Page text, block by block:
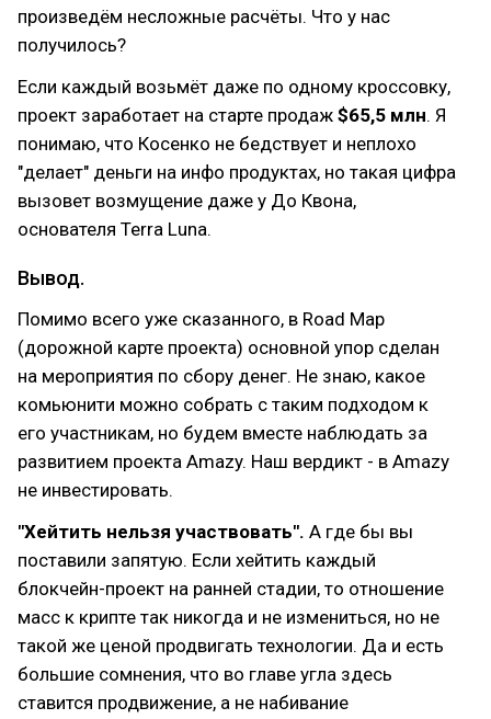
произведём несложные расчёты. Что у нас
получилось?
Если каждый возьмёт даже по одному кроссовку,
проект заработает на старте продаж $65,5 млн. Я
понимаю, что Косенко не бедствует и неплохо
"делает" деньги на инфо продуктах, но такая цифра
вызовет возмущение даже у До Квона,
основателя Terra Luna.
Вывод.
Помимо всего уже сказанного, в Road Map
(дорожной карте проекта) основной упор сделан
на мероприятия по сбору денег. Не знаю, какое
комьюнити можно собрать с таким подходом к
его участникам, но будем вместе наблюдать за
развитием проекта Amazy. Наш вердикт - в Amazy
не инвестировать.
"Хейтить нельзя участвовать". А где бы вы
поставили запятую. Если хейтить каждый
блокчейн-проект на ранней стадии, то отношение
масс к крипте так никогда и не измениться, но не
такой же ценой продвигать технологии. Да и есть
большие сомнения, что во главе угла здесь
ставится продвижение, а не набивание